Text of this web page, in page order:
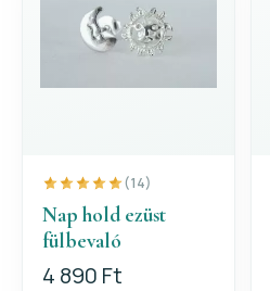
(14)
Nap hold ezüst
fülbevaló
4 890 Ft